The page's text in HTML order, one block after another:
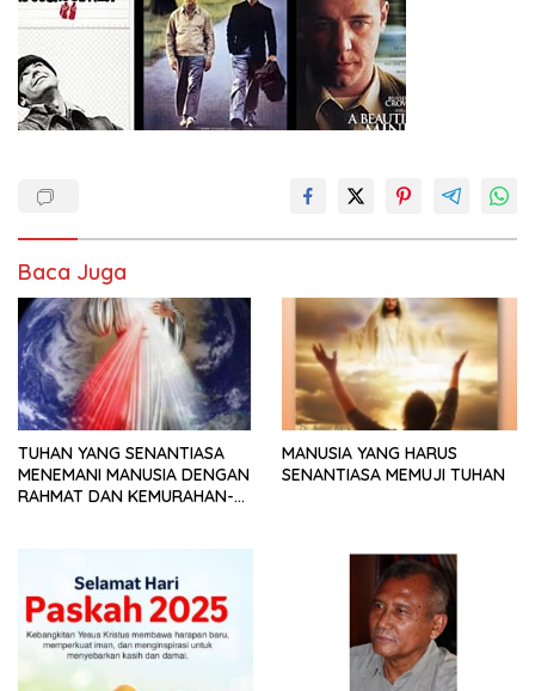
Baca Juga
TUHAN YANG SENANTIASA
MENEMANI MANUSIA DENGAN
RAHMAT DAN KEMURAHAN-
MANUSIA YANG HARUS
SENANTIASA MEMUJI TUHAN